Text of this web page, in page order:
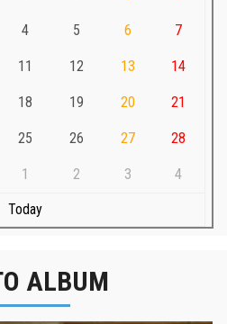
4 5 6 7
11 12 13 14
18 19 20 21
25 26 27 28
1 2 3 4
Today
ALBUM